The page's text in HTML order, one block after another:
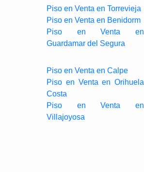
Piso en Venta en Torrevieja
Piso en Venta en Benidorm
Piso en Venta en
Guardamar del Segura
Piso en Venta en Calpe
Piso en Venta en Orihuela
Costa
Piso en Venta en
Villajoyosa